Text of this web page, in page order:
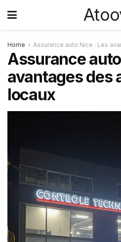
Home Assurance auto Nice : Les
Assurance
avantages des
locaux